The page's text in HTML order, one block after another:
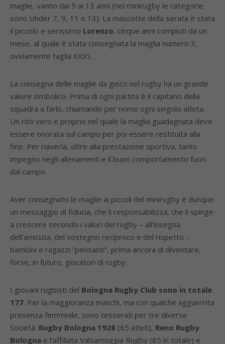
maglie, vanno dai 5 ai 13 anni (nel minirugby le categorie
sono Under 7, 9, 11 e 13). La mascotte della serata è stata
il piccolo e serissimo Lorenzo, cinque anni compiuti da un
mese, al quale è stata consegnata la maglia numero 3,
ovviamente taglia XXXS.
La consegna delle maglie da gioco nel rugby ha un grande
valore simbolico. Prima di ogni partita è il capitano della
squadra a farlo, chiamando per nome ogni singolo atleta.
Un rito vero e proprio nel quale la maglia guadagnata deve
essere onorata sul campo per poi essere restituita alla
fine. Per riaverla, oltre alla prestazione sportiva, tanto
impegno negli allenamenti e il buon comportamento fuori
dal campo.
Aver consegnato le maglie ai piccoli del minirugby è dunque
un messaggio di fiducia, che li responsabilizza, che li spinge
a crescere secondo i valori del rugby – all’insegna
dell’amicizia, del sostegno reciproco e del rispetto -:
bambini e ragazzi “pensanti”, prima ancora di diventare,
forse, in futuro, giocatori di rugby.
I giovani rugbisti del Bologna Rugby Club sono in totale
177. Per la maggioranza maschi, ma con qualche agguerrita
presenza femminile, sono tesserati per tre diverse
Società: Rugby Bologna 1928 (65 atleti), Reno Rugby
Bologna e l’affiliata Valsamoggia Rugby (85 in totale) e